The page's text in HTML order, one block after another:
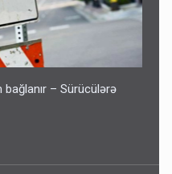
bağlanır – Sürücülərə